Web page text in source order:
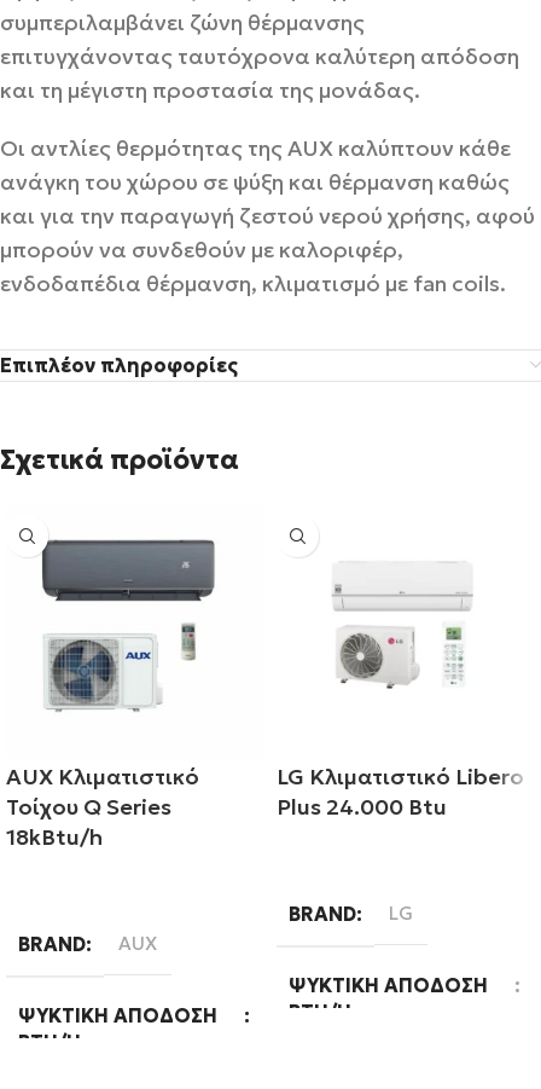
συμπεριλαμβάνει ζώνη θέρμανσης
επιτυγχάνοντας ταυτόχρονα καλύτερη απόδοση
και τη μέγιστη προστασία της μονάδας.
Οι αντλίες θερμότητας της AUX καλύπτουν κάθε
ανάγκη του χώρου σε ψύξη και θέρμανση καθώς
και για την παραγωγή ζεστού νερού χρήσης, αφού
μπορούν να συνδεθούν με καλοριφέρ,
ενδοδαπέδια θέρμανση, κλιματισμό με fan coils.
Επιπλέον πληροφορίες
Σχετικά προϊόντα
AUX Κλιματιστικό
Τοίχου Q Series
18kBtu/h
BRAND AUX
ΨΥΚΤΙΚΉ ΑΠΌΔΟΣΗ
BTU/H
LG Κλιματιστικό Libero
Plus 24.000 Btu
BRAND LG
ΨΥΚΤΙΚΉ ΑΠΌΔΟΣΗ
BTU/H